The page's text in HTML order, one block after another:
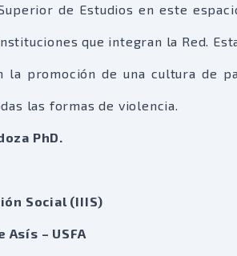
de Estudios en este
que integran la Red.
la promoción de una cultura de
las formas de violencia.
PhD.
Social (IIIS)
– USFA